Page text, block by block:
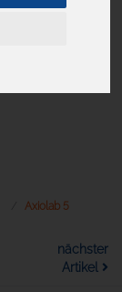
Axiolab 5
nächster
Artikel